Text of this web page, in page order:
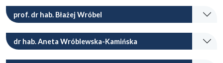
prof. dr hab. Błażej Wróbel
dr hab. Aneta Wróblewska-Kamińska